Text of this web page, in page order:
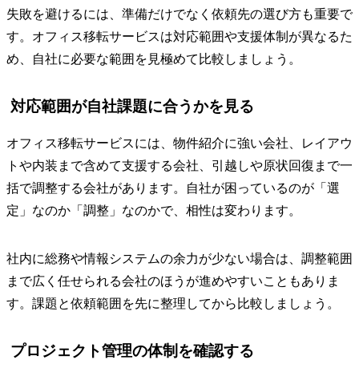
失敗を避けるには、準備だけでなく依頼先の選び方も重要で
す。オフィス移転サービスは対応範囲や支援体制が異なるた
め、自社に必要な範囲を見極めて比較しましょう。
対応範囲が自社課題に合うかを見る
オフィス移転サービスには、物件紹介に強い会社、レイアウ
トや内装まで含めて支援する会社、引越しや原状回復まで一
括で調整する会社があります。自社が困っているのが「選
定」なのか「調整」なのかで、相性は変わります。
社内に総務や情報システムの余力が少ない場合は、調整範囲
まで広く任せられる会社のほうが進めやすいこともありま
す。課題と依頼範囲を先に整理してから比較しましょう。
プロジェクト管理の体制を確認する